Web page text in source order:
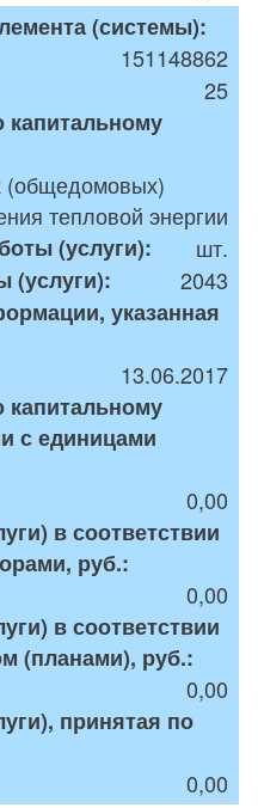
(системы):
151148862
25
капитальному
(общедомовых)
тепловой энергии
(услуги):
шт.
(услуги):
2043
указанная
13.06.2017
капитальному
с единицами
0,00
в соответствии
руб.:
0,00
в соответствии
(планами), руб.:
0,00
принятая по
0,00